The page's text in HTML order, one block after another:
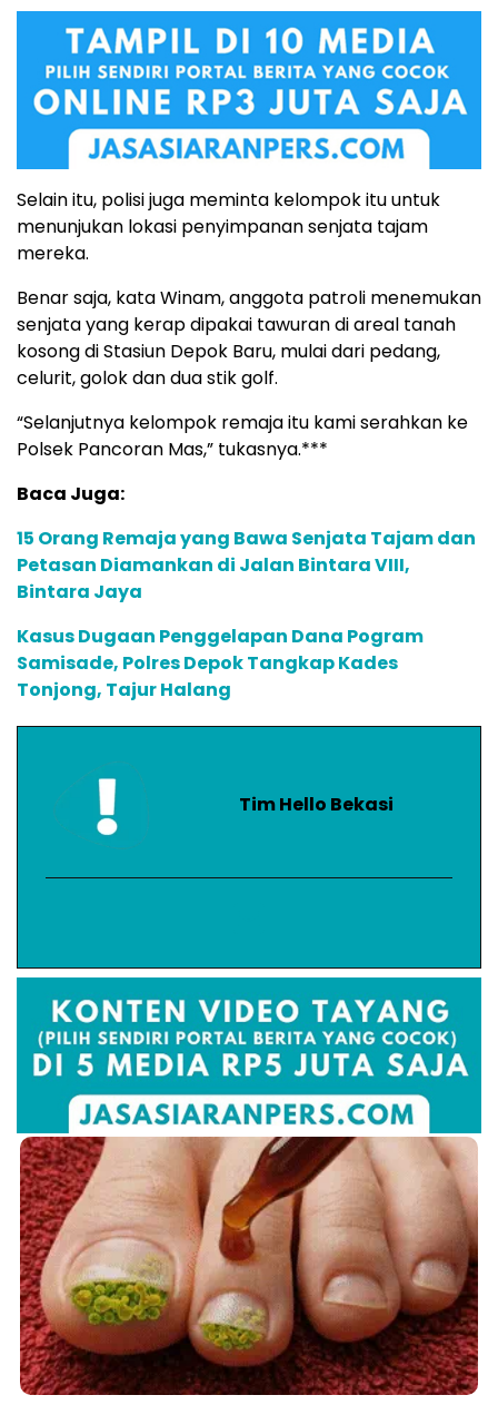
Selain itu, polisi juga meminta kelompok itu untuk
menunjukan lokasi penyimpanan senjata tajam
mereka.
Benar saja, kata Winam, anggota patroli menemukan
senjata yang kerap dipakai tawuran di areal tanah
kosong di Stasiun Depok Baru, mulai dari pedang,
celurit, golok dan dua stik golf.
“Selanjutnya kelompok remaja itu kami serahkan ke
Polsek Pancoran Mas,” tukasnya.***
Baca Juga:
15 Orang Remaja yang Bawa Senjata Tajam dan
Petasan Diamankan di Jalan Bintara VIII,
Bintara Jaya
Kasus Dugaan Penggelapan Dana Pogram
Samisade, Polres Depok Tangkap Kades
Tonjong, Tajur Halang
Tim Hello Bekasi